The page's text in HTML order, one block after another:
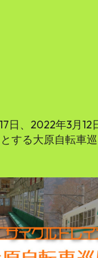
日、2022年3月
する大原自転車